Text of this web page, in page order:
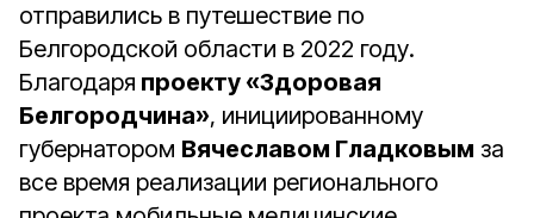
отправились в путешествие по
Белгородской области в 2022 году.
Благодаря проекту «Здоровая
Белгородчина», инициированному
губернатором Вячеславом Гладковым за
все время реализации регионального